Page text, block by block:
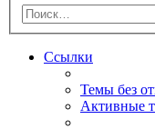
Ссылки
Темы без
Активные